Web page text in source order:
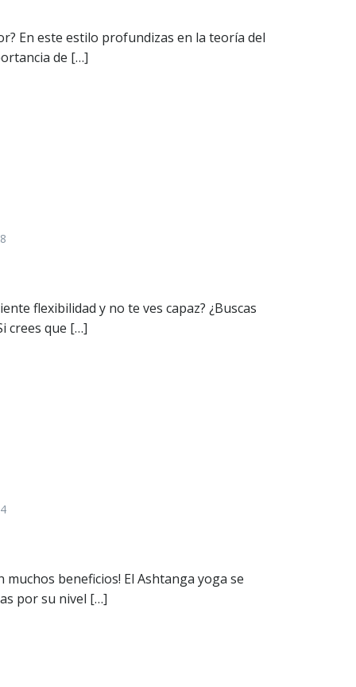
En este estilo profundizas en la teoría del
de […]
flexibilidad y no te ves capaz? ¿Buscas
crees que […]
muchos beneficios! El Ashtanga yoga se
por su nivel […]